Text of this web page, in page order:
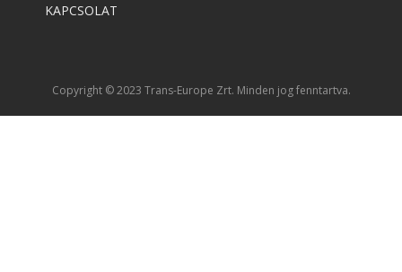
KAPCSOLAT
Copyright © 2023 Trans-Europe Zrt. Minden jog fenntartva.